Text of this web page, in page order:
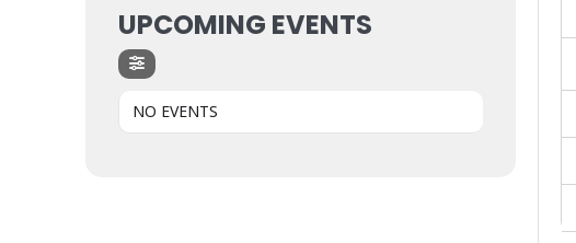
UPCOMING EVENTS
NO EVENTS